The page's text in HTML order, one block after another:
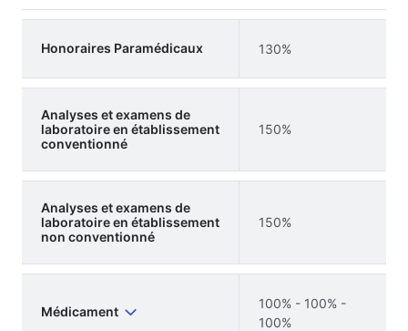
Honoraires Paramédicaux 130%
Analyses et examens de
laboratoire en établissement
conventionné
150%
Analyses et examens de
laboratoire en établissement
non conventionné
150%
Médicament
100% - 100% -
100%